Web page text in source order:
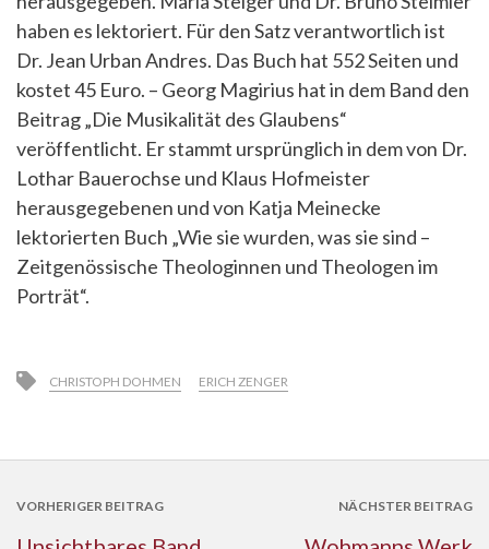
haben es lektoriert. Für den Satz verantwortlich ist
Dr. Jean Urban Andres. Das Buch hat 552 Seiten und
kostet 45 Euro. – Georg Magirius hat in dem Band den
Beitrag „Die Musikalität des Glaubens“
veröffentlicht. Er stammt ursprünglich in dem von Dr.
Lothar Bauerochse und Klaus Hofmeister
herausgegebenen und von Katja Meinecke
lektorierten Buch „Wie sie wurden, was sie sind –
Zeitgenössische Theologinnen und Theologen im
Porträt“.
CHRISTOPH DOHMEN ERICH ZENGER
VORHERIGER BEITRAG NÄCHSTER BEITRAG